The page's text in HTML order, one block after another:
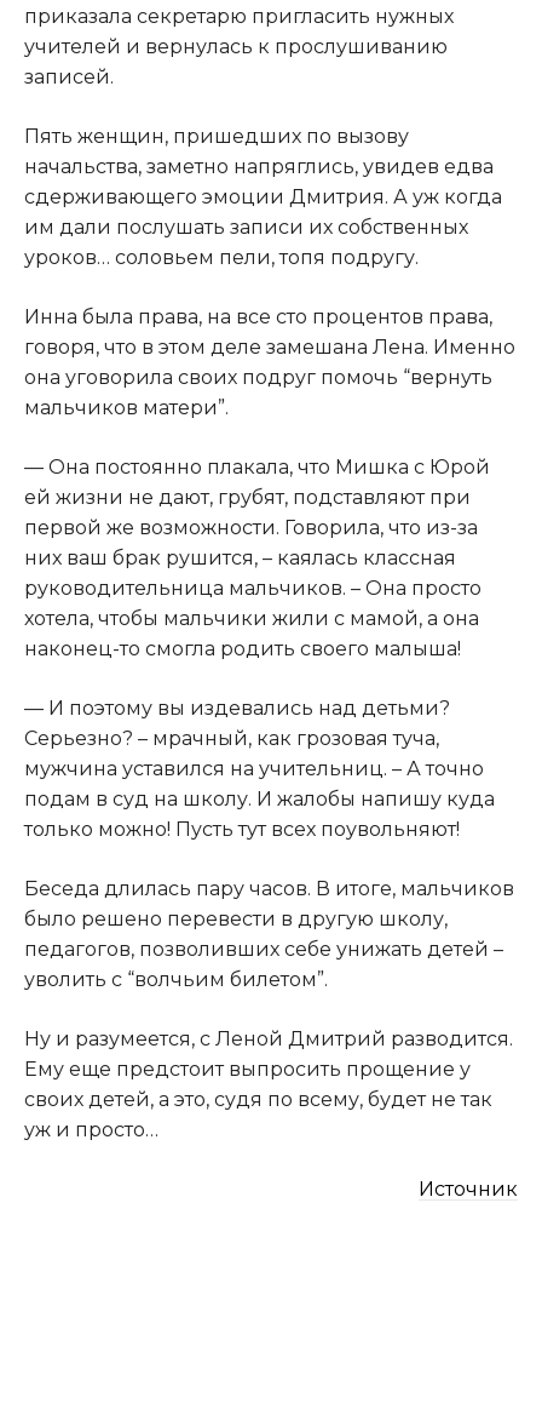
приказала секретарю пригласить нужных
учителей и вернулась к прослушиванию
записей.
Пять женщин, пришедших по вызову
начальства, заметно напряглись, увидев едва
сдерживающего эмоции Дмитрия. А уж когда
им дали послушать записи их собственных
уроков… соловьем пели, топя подругу.
Инна была права, на все сто процентов права,
говоря, что в этом деле замешана Лена. Именно
она уговорила своих подруг помочь “вернуть
мальчиков матери”.
— Она постоянно плакала, что Мишка с Юрой
ей жизни не дают, грубят, подставляют при
первой же возможности. Говорила, что из-за
них ваш брак рушится, – каялась классная
руководительница мальчиков. – Она просто
хотела, чтобы мальчики жили с мамой, а она
наконец-то смогла родить своего малыша!
— И поэтому вы издевались над детьми?
Серьезно? – мрачный, как грозовая туча,
мужчина уставился на учительниц. – А точно
подам в суд на школу. И жалобы напишу куда
только можно! Пусть тут всех поувольняют!
Беседа длилась пару часов. В итоге, мальчиков
было решено перевести в другую школу,
педагогов, позволивших себе унижать детей –
уволить с “волчьим билетом”.
Ну и разумеется, с Леной Дмитрий разводится.
Ему еще предстоит выпросить прощение у
своих детей, а это, судя по всему, будет не так
уж и просто…
Источник